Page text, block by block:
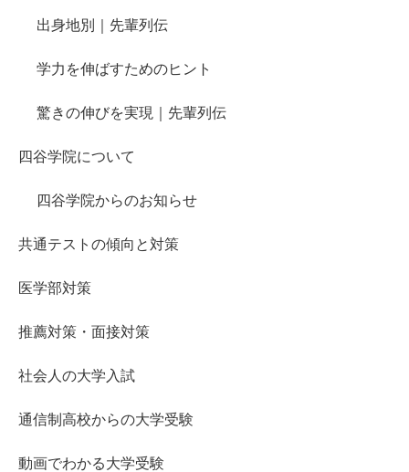
出身地別｜先輩列伝
学力を伸ばすためのヒント
驚きの伸びを実現｜先輩列伝
四谷学院について
四谷学院からのお知らせ
共通テストの傾向と対策
医学部対策
推薦対策・面接対策
社会人の大学入試
通信制高校からの大学受験
動画でわかる大学受験